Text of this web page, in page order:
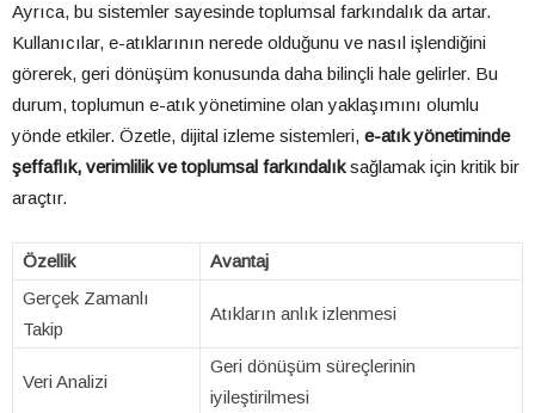
Ayrıca, bu sistemler sayesinde toplumsal farkındalık da artar.
Kullanıcılar, e-atıklarının nerede olduğunu ve nasıl işlendiğini
görerek, geri dönüşüm konusunda daha bilinçli hale gelirler. Bu
durum, toplumun e-atık yönetimine olan yaklaşımını olumlu
yönde etkiler. Özetle, dijital izleme sistemleri, e-atık yönetiminde
şeffaflık, verimlilik ve toplumsal farkındalıksağlamak için kritik bir
araçtır.
Özellik
Avantaj
Gerçek Zamanlı
Takip
Atıkların anlık izlenmesi
Veri Analizi
Geri dönüşüm süreçlerinin
iyileştirilmesi